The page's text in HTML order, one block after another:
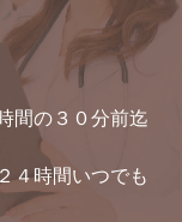
間の３０分前迄
４時間いつでも